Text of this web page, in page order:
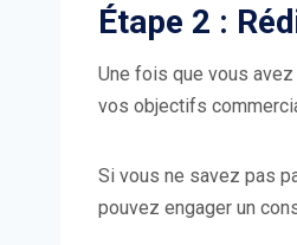
Étape 2 :
Une fois que vous
vos objectifs
Si vous ne savez pas
pouvez engager un